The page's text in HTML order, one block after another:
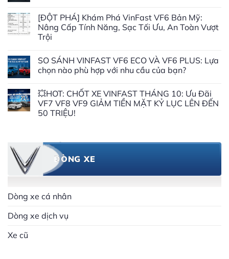
[ĐỘT PHÁ] Khám Phá VinFast VF6 Bản Mỹ:
Nâng Cấp Tính Năng, Sạc Tối Ưu, An Toàn Vượt
Trội
SO SÁNH VINFAST VF6 ECO VÀ VF6 PLUS: Lựa
chọn nào phù hợp với nhu cầu của bạn?
💥HOT: CHỐT XE VINFAST THÁNG 10: Ưu Đãi
VF7 VF8 VF9 GIẢM TIỀN MẶT KỶ LỤC LÊN ĐẾN
50 TRIỆU!
DÒNG XE
Dòng xe cá nhân
Dòng xe dịch vụ
Xe cũ